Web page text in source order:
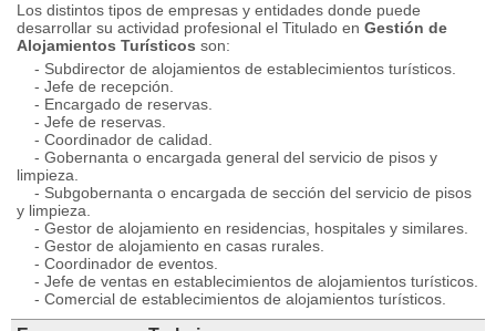
Los distintos tipos de empresas y entidades donde puede
desarrollar su actividad profesional el Titulado en Gestión de
Alojamientos Turísticos son:
- Subdirector de alojamientos de establecimientos turísticos.
- Jefe de recepción.
- Encargado de reservas.
- Jefe de reservas.
- Coordinador de calidad.
- Gobernanta o encargada general del servicio de pisos y
limpieza.
- Subgobernanta o encargada de sección del servicio de pisos
y limpieza.
- Gestor de alojamiento en residencias, hospitales y similares.
- Gestor de alojamiento en casas rurales.
- Coordinador de eventos.
- Jefe de ventas en establecimientos de alojamientos turísticos.
- Comercial de establecimientos de alojamientos turísticos.